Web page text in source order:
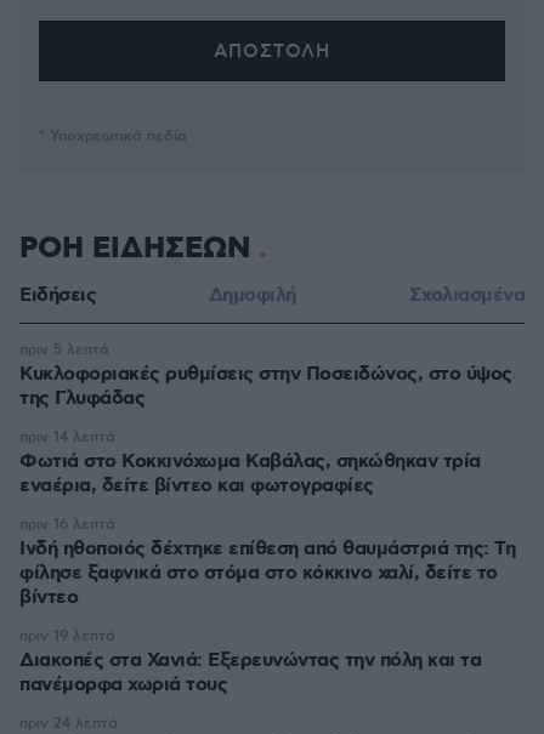
* Υποχρεωτικά πεδία
ΡΟΗ ΕΙΔΗΣΕΩΝ
Ειδήσεις Δημοφιλή Σχολιασμένα
Κυκλοφοριακές ρυθμίσεις στην Ποσειδώνος, στο ύψος
της Γλυφάδας
πριν 5 λεπτά
Φωτιά στο Κοκκινόχωμα Καβάλας, σηκώθηκαν τρία
εναέρια, δείτε βίντεο και φωτογραφίες
πριν 14 λεπτά
Ινδή ηθοποιός δέχτηκε επίθεση από θαυμάστριά της: Τη
φίλησε ξαφνικά στο στόμα στο κόκκινο χαλί, δείτε το
βίντεο
πριν 16 λεπτά
Διακοπές στα Χανιά: Εξερευνώντας την πόλη και τα
πανέμορφα χωριά τους
πριν 19 λεπτά
πριν 24 λεπτά